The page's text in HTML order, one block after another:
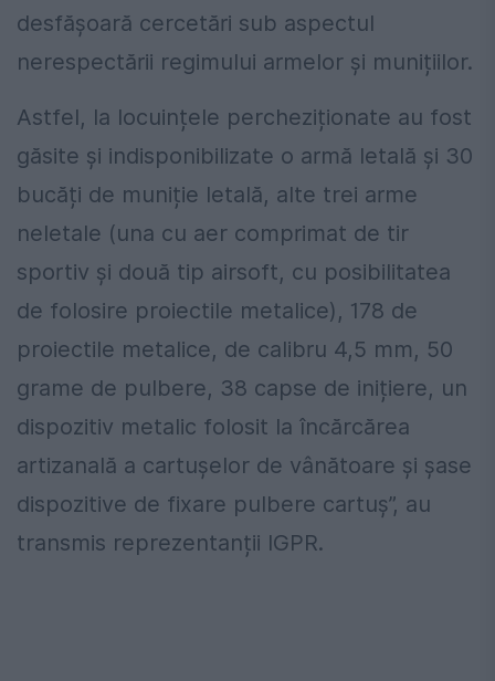
desfășoară cercetări sub aspectul
nerespectării regimului armelor și munițiilor.
Astfel, la locuințele percheziționate au fost
găsite și indisponibilizate o armă letală și 30
bucăți de muniție letală, alte trei arme
neletale (una cu aer comprimat de tir
sportiv și două tip airsoft, cu posibilitatea
de folosire proiectile metalice), 178 de
proiectile metalice, de calibru 4,5 mm, 50
grame de pulbere, 38 capse de inițiere, un
dispozitiv metalic folosit la încărcărea
artizanală a cartușelor de vânătoare și șase
dispozitive de fixare pulbere cartuș”, au
transmis reprezentanții IGPR.